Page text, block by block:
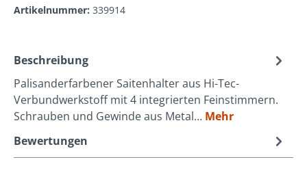
Artikelnummer: 339914
Beschreibung
Palisanderfarbener Saitenhalter aus Hi-Tec-
Verbundwerkstoff mit 4 integrierten Feinstimmern.
Schrauben und Gewinde aus Metal… Mehr
Bewertungen